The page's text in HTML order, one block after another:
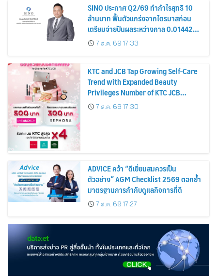
SINO ประกาศ Q2/69 ทำกำไรสุทธิ 10
ล้านบาท ฟื้นตัวแกร่งจากไตรมาสก่อน
เตรียมจ่ายปันผลระหว่างกาล 0.014423
บาทต่อหุ้น ครึ่งปีหลังมุ่งเติบโตต่อเนื่อง
7 ส.ค. 69 17:33
KTC and JCB Tap Growing Self-Care
Trend with Expanded Beauty
Privileges Number of KTC JCB
Cardmembers Spending on
Cosmetics Rises 26%
7 ส.ค. 69 17:30
ADVICE คว้า “ดีเยี่ยมสมควรเป็น
ตัวอย่าง” AGM Checklist 2569 ตอกย้ำ
มาตรฐานการกำกับดูแลกิจการที่ดี
7 ส.ค. 69 17:27